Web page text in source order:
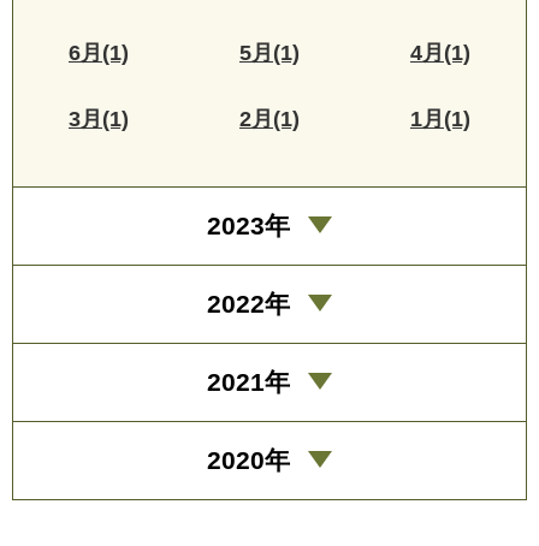
6月(1) 5月(1) 4月(1)
3月(1) 2月(1) 1月(1)
2023年
2022年
2021年
2020年